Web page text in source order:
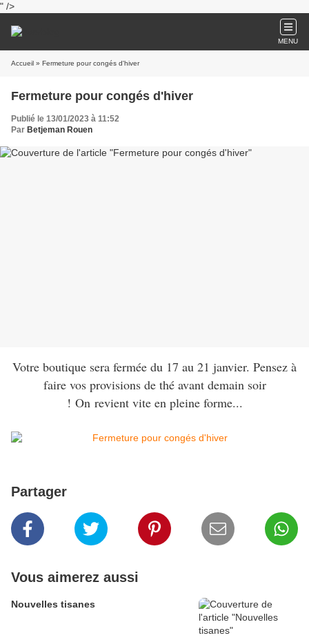
" />
MENU
Accueil » Fermeture pour congés d'hiver
Fermeture pour congés d'hiver
Publié le 13/01/2023 à 11:52
Par Betjeman Rouen
Votre boutique sera fermée du 17 au 21 janvier. Pensez à
faire vos provisions de thé avant demain soir
! On revient vite en pleine forme...
Partager
Vous aimerez aussi
Nouvelles tisanes